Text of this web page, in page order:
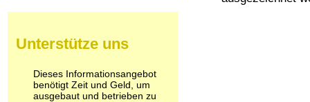
Pilze
Psychopharmaka
Schlafmittel
Schmerzmittel
Unterstütze uns
Dieses Informationsangebot
benötigt Zeit und Geld, um
ausgebaut und betrieben zu